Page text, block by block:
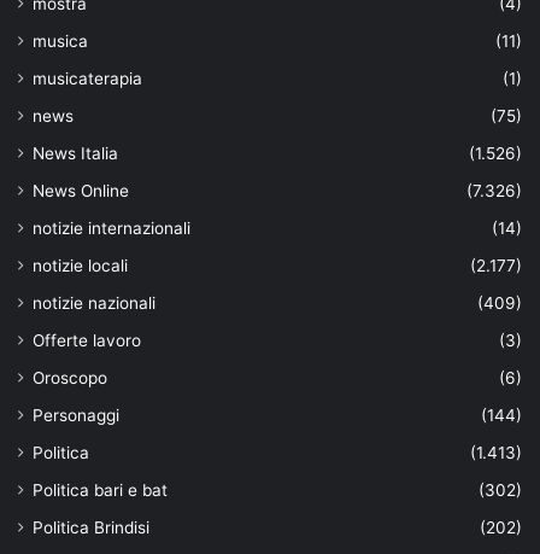
mostra
(4)
musica
(11)
musicaterapia
(1)
news
(75)
News Italia
(1.526)
News Online
(7.326)
notizie internazionali
(14)
notizie locali
(2.177)
notizie nazionali
(409)
Offerte lavoro
(3)
Oroscopo
(6)
Personaggi
(144)
Politica
(1.413)
Politica bari e bat
(302)
Politica Brindisi
(202)